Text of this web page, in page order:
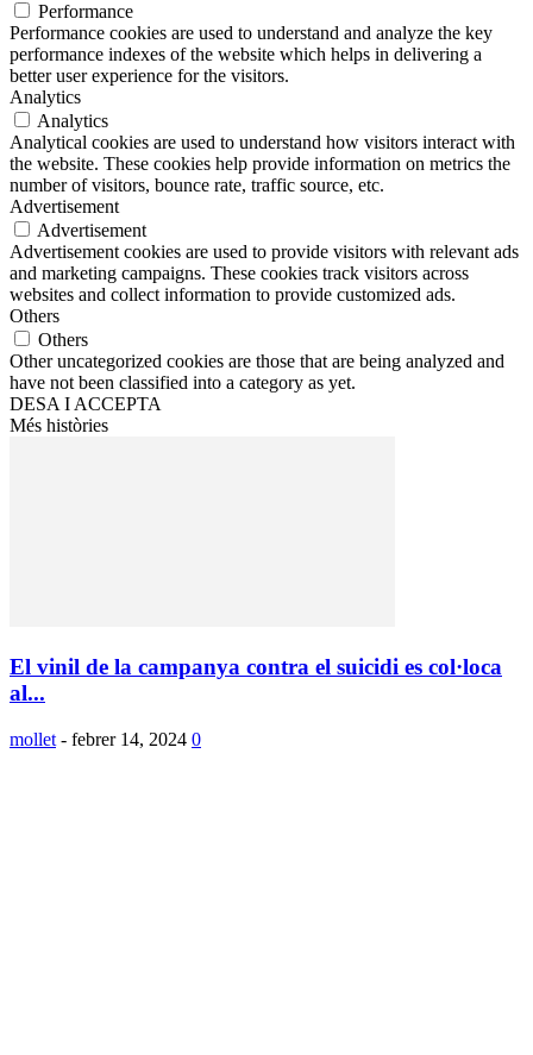
Performance
Performance cookies are used to understand and analyze the key
performance indexes of the website which helps in delivering a
better user experience for the visitors.
Analytics
Analytics
Analytical cookies are used to understand how visitors interact with
the website. These cookies help provide information on metrics the
number of visitors, bounce rate, traffic source, etc.
Advertisement
Advertisement
Advertisement cookies are used to provide visitors with relevant ads
and marketing campaigns. These cookies track visitors across
websites and collect information to provide customized ads.
Others
Others
Other uncategorized cookies are those that are being analyzed and
have not been classified into a category as yet.
DESA I ACCEPTA
Més històries
El vinil de la campanya contra el suicidi es col·loca
al...
mollet - febrer 14, 2024 0